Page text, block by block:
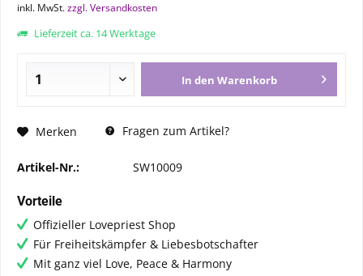
inkl. MwSt.zzgl. Versandkosten
Lieferzeit ca. 14 Werktage
In den Warenkorb
Merken Fragen zum Artikel?
Artikel-Nr.: SW10009
Vorteile
Offizieller Lovepriest Shop
Für Freiheitskämpfer & Liebesbotschafter
Mit ganz viel Love, Peace & Harmony